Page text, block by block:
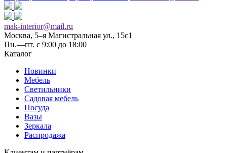
mak-interior@mail.ru
Москва, 5–я Магистральная ул., 15с1
Пн.—пт. с 9:00 до 18:00
Каталог
Новинки
Мебель
Светильники
Садовая мебель
Посуда
Вазы
Зеркала
Распродажа